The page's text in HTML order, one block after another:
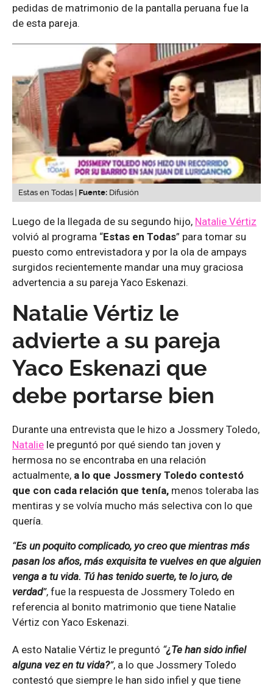
pedidas de matrimonio de la pantalla peruana fue la
de esta pareja.
Estas en Todas | Fuente: Difusión
Luego de la llegada de su segundo hijo, Natalie Vértiz
volvió al programa “Estas en Todas” para tomar su
puesto como entrevistadora y por la ola de ampays
surgidos recientemente mandar una muy graciosa
advertencia a su pareja Yaco Eskenazi.
Natalie Vértiz le
advierte a su pareja
Yaco Eskenazi que
debe portarse bien
Durante una entrevista que le hizo a Jossmery Toledo,
Natalie le preguntó por qué siendo tan joven y
hermosa no se encontraba en una relación
actualmente, a lo que Jossmery Toledo contestó
que con cada relación que tenía, menos toleraba las
mentiras y se volvía mucho más selectiva con lo que
quería.
“Es un poquito complicado, yo creo que mientras más
pasan los años, más exquisita te vuelves en que alguien
venga a tu vida. Tú has tenido suerte, te lo juro, de
verdad”, fue la respuesta de Jossmery Toledo en
referencia al bonito matrimonio que tiene Natalie
Vértiz con Yaco Eskenazi.
A esto Natalie Vértiz le preguntó “¿Te han sido infiel
alguna vez en tu vida?”, a lo que Jossmery Toledo
contestó que siempre le han sido infiel y que tiene